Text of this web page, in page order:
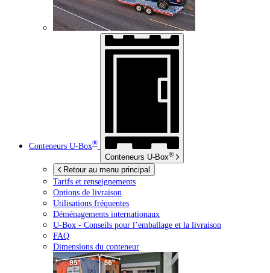
Conteneurs U-Box®
Conteneurs U-Box®
Retour au menu principal
Tarifs et renseignements
Options de livraison
Utilisations fréquentes
Déménagements internationaux
U-Box - Conseils pour l’emballage et la livraison
FAQ
Dimensions du conteneur